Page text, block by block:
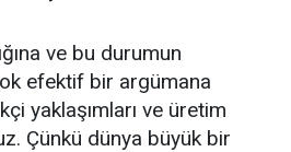
ve bu durumun
efektif bir argümana
yaklaşımları ve üretim
Çünkü dünya büyük bir